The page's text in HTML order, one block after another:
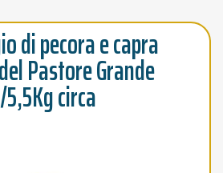
di pecora e capra
Pastore Grande
circa